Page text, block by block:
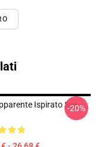
Ispirato See
-20%